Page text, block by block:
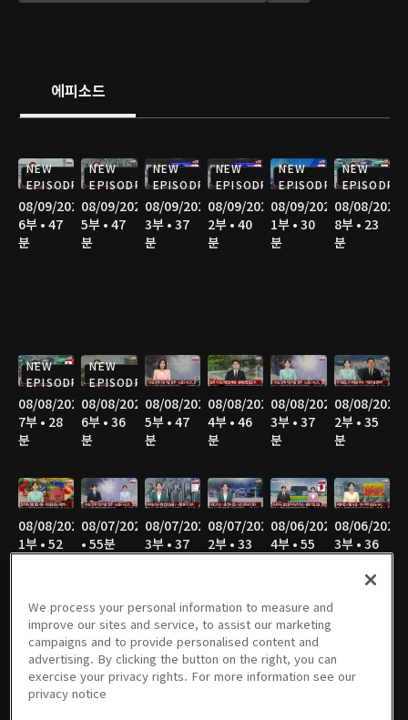
에피소드
NEW
EPISODE
08/09/2026
6부 • 47
분
NEW
EPISODE
08/09/2026
5부 • 47
분
NEW
EPISODE
08/09/2026
3부 • 37
분
NEW
EPISODE
08/09/2026
2부 • 40
분
NEW
EPISODE
08/09/2026
1부 • 30
분
NEW
EPISODE
08/08/2026
8부 • 23
분
NEW
EPISODE
08/08/2026
7부 • 28
분
NEW
EPISODE
08/08/2026
6부 • 36
분
08/08/2026
5부 • 47
분
08/08/2026
4부 • 46
분
08/08/2026
3부 • 37
분
08/08/2026
2부 • 35
분
08/08/2026
1부 • 52
08/07/2026
• 55분
08/07/2026
3부 • 37
08/07/2026
2부 • 33
08/06/2026
4부 • 55
08/06/2026
3부 • 36
08/06/2026
2부 • 35
분
08/06/2026
1부 • 52
분
08/05/2026
4부 • 55
분
08/05/2026
3부 • 37
분
08/05/2026
2부 • 34
분
1부 • 51
분
We process your personal information to measure and
improve our sites and service, to assist our marketing
campaigns and to provide personalised content and
advertising. By clicking the button on the right, you can
exercise your privacy rights. For more information see our
privacy notice